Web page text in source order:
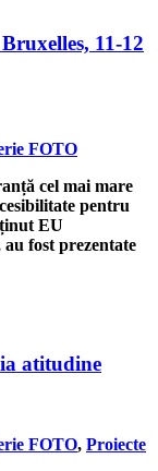
11-12
FOTO
cel mai mare
pentru
EU
fost prezentate
atitudine
FOTO, Proiecte